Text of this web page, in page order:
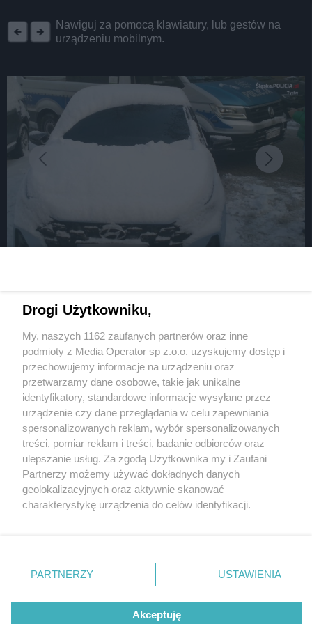
Nawiguj za pomocą klawiatury, lub gestów na
urządzeniu mobilnym.
Tychach policjanci ukarali kierowcę hyundaia
3 / 3
Tychy mandat za
nieodsniezony samochod 2
"Podróżowanie z warstwą śniegu na dachu, czy z
szybami pokrytymi lodem, zagraża nie tylko samym
kierującym i pasażerom, ale także innym
użytkownikom ruchu drogowego" - mówią tyscy
Odśnieżaj samochód, bo inaczej mandat. W
Tychach policjanci ukarali kierowcę hyundaia
Wydawca mediów lokalnych
Nie zapomnij
zapoznać się z:
polityką prywatności regulamin korzystania z portali
Twojemiasto
Piekary Śląskie
Chorzów
Tarnowskie Góry
Gliwice
Skontakuj sięz nami
Kontakt
Wydawca
Redakcja
Drogi Użytkowniku,
My, naszych 1162 zaufanych partnerów oraz inne
podmioty z Media Operator sp z.o.o. uzyskujemy dostęp i
przechowujemy informacje na urządzeniu oraz
przetwarzamy dane osobowe, takie jak unikalne
identyfikatory, standardowe informacje wysyłane przez
urządzenie czy dane przeglądania w celu zapewniania
spersonalizowanych reklam, wybór spersonalizowanych
treści, pomiar reklam i treści, badanie odbiorców oraz
ulepszanie usług. Za zgodą Użytkownika my i Zaufani
Partnerzy możemy używać dokładnych danych
geolokalizacyjnych oraz aktywnie skanować
charakterystykę urządzenia do celów identyfikacji.
zmienić/wycofać klikając przycisk ustawień prywatności
znajdujący się w lewym dolnym rogu strony
rodzaje przetwarzania danych nie wymagają zgody
użytkownika, ale masz prawo sprzeciwić się takiemu
PARTNERZY USTAWIENIA
Akceptuję